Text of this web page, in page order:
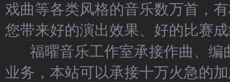
戏曲等各类风格的音乐数万首，
您带来好的演出效果、好的比赛
福曜音乐工作室承接作曲、编
业务，本站可以承接十万火急的